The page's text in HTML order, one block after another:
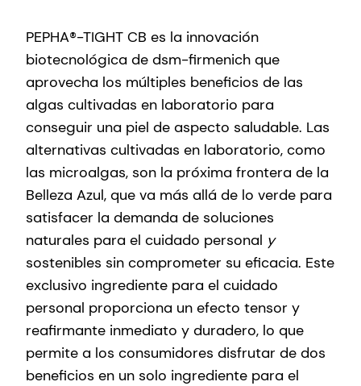
PEPHA®-TIGHT CB es la innovación
biotecnológica de dsm-firmenich que
aprovecha los múltiples beneficios de las
algas cultivadas en laboratorio para
conseguir una piel de aspecto saludable. Las
alternativas cultivadas en laboratorio, como
las microalgas, son la próxima frontera de la
Belleza Azul, que va más allá de lo verde para
satisfacer la demanda de soluciones
naturales para el cuidado personal y
sostenibles sin comprometer su eficacia. Este
exclusivo ingrediente para el cuidado
personal proporciona un efecto tensor y
reafirmante inmediato y duradero, lo que
permite a los consumidores disfrutar de dos
beneficios en un solo ingrediente para el